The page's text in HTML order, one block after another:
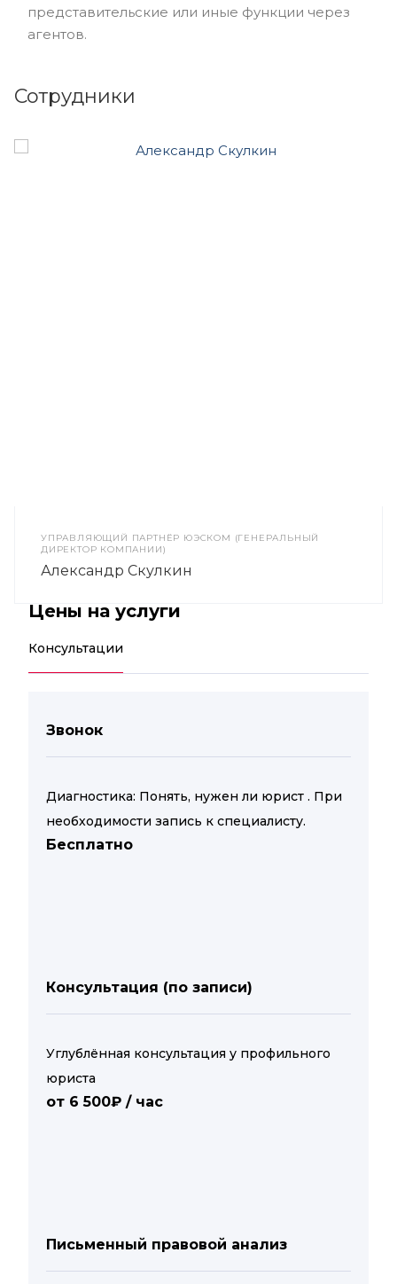
представительские или иные функции через
агентов.
Сотрудники
УПРАВЛЯЮЩИЙ ПАРТНЁР ЮЭСКОМ (ГЕНЕРАЛЬНЫЙ
ДИРЕКТОР КОМПАНИИ)
Александр Скулкин
Цены на услуги
Консультации
Звонок
Диагностика: Понять, нужен ли юрист . При
необходимости запись к специалисту.
Бесплатно
Консультация (по записи)
Углублённая консультация у профильного
юриста
от 6 500₽ / час
Письменный правовой анализ